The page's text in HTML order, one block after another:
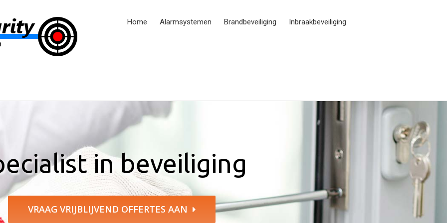
Home Alarmsystemen Brandbeveiliging Inbraakbeveiliging
in beveiliging
VRAAG VRIJBLIJVEND OFFERTES AAN